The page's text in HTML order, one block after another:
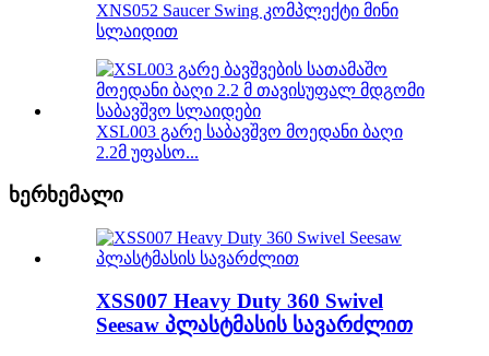
XNS052 Saucer Swing კომპლექტი მინი
სლაიდით
XSL003 გარე საბავშვო მოედანი ბაღი
2.2მ უფასო...
ხერხემალი
XSS007 Heavy Duty 360 Swivel
Seesaw პლასტმასის სავარძლით